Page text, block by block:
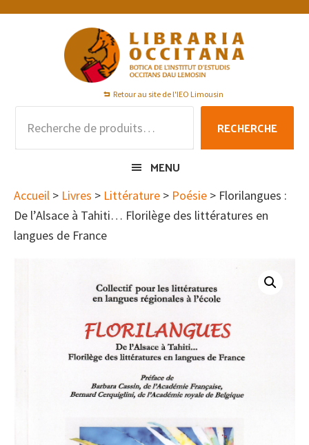
Passer
Passer
Passer
Retour au site de l'IEO Limousin
pour :
RECHERCHE
MENU
Accueil > Livres > Littérature > Poésie > Florilangues :
De l’Alsace à Tahiti… Florilège des littératures en
langues de France